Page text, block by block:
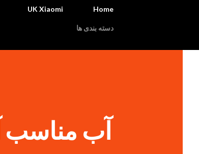
Home
UK Xiaomi
دسته بندی ها
آب مناسب